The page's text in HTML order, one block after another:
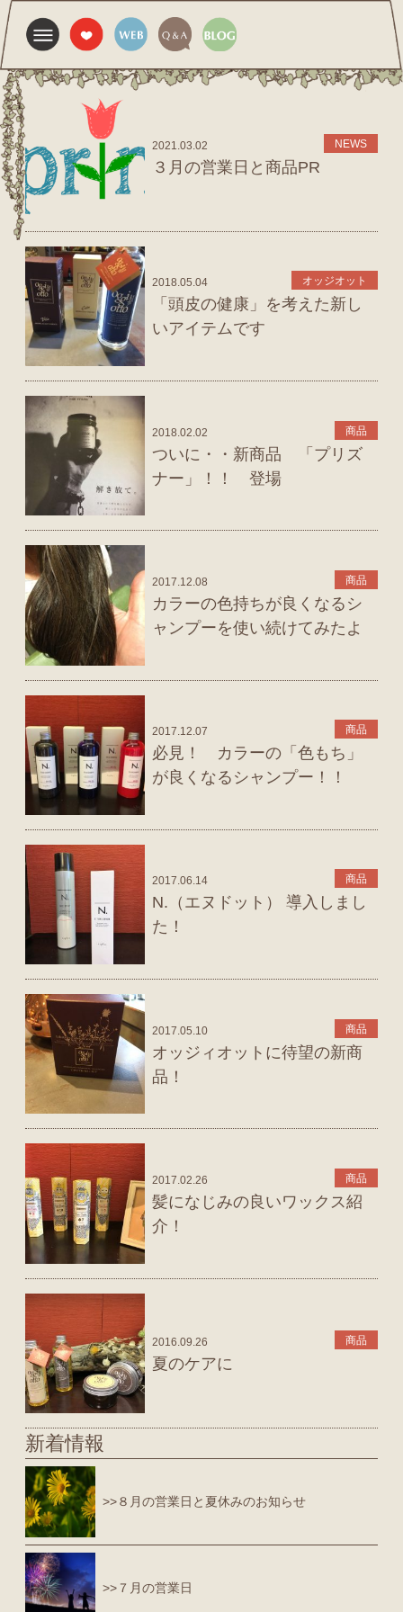
2021.03.02 NEWS
３月の営業日と商品PR
2018.05.04 オッジオット
「頭皮の健康」を考えた新し
いアイテムです
2018.02.02 商品
ついに・・新商品 「プリズ
ナー」！！ 登場
2017.12.08 商品
カラーの色持ちが良くなるシ
ャンプーを使い続けてみたよ
2017.12.07 商品
必見！ カラーの「色もち」
が良くなるシャンプー！！
2017.06.14 商品
N.（エヌドット） 導入しまし
た！
2017.05.10 商品
オッジィオットに待望の新商
品！
2017.02.26 商品
髪になじみの良いワックス紹
介！
2016.09.26 商品
夏のケアに
新着情報
>>８月の営業日と夏休みのお知らせ
>>７月の営業日